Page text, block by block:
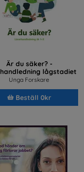
Är du säker? -
lågstadiet
Unga Forskare
Beställ 0kr